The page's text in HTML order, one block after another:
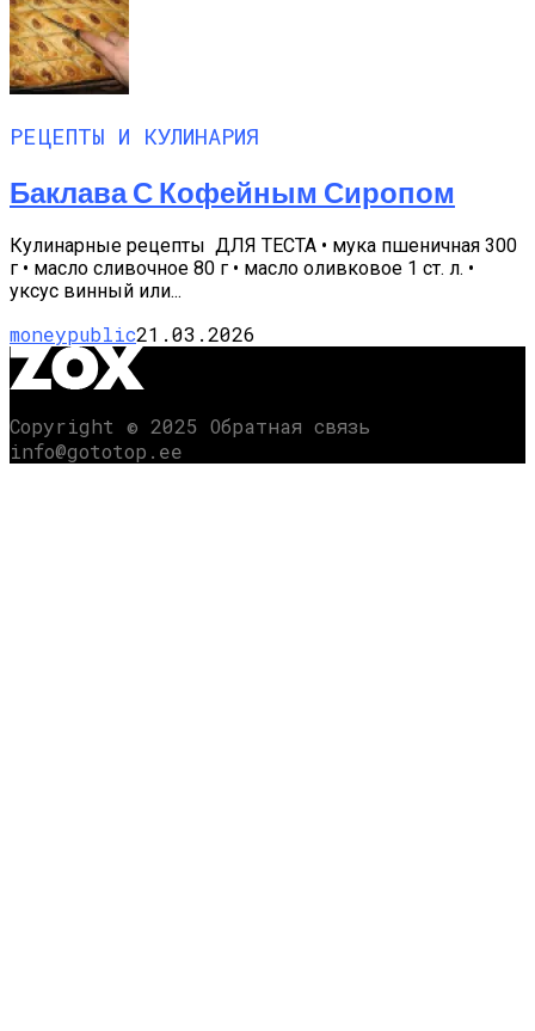
РЕЦЕПТЫ И КУЛИНАРИЯ
Баклава С Кофейным Сиропом
Кулинарные рецепты ДЛЯ ТЕСТА • мука пшеничная 300
г • масло сливочное 80 г • масло оливковое 1 ст. л. •
уксус винный или...
moneypublic21.03.2026
Copyright © 2025 Обратная связь
info@gototop.ee